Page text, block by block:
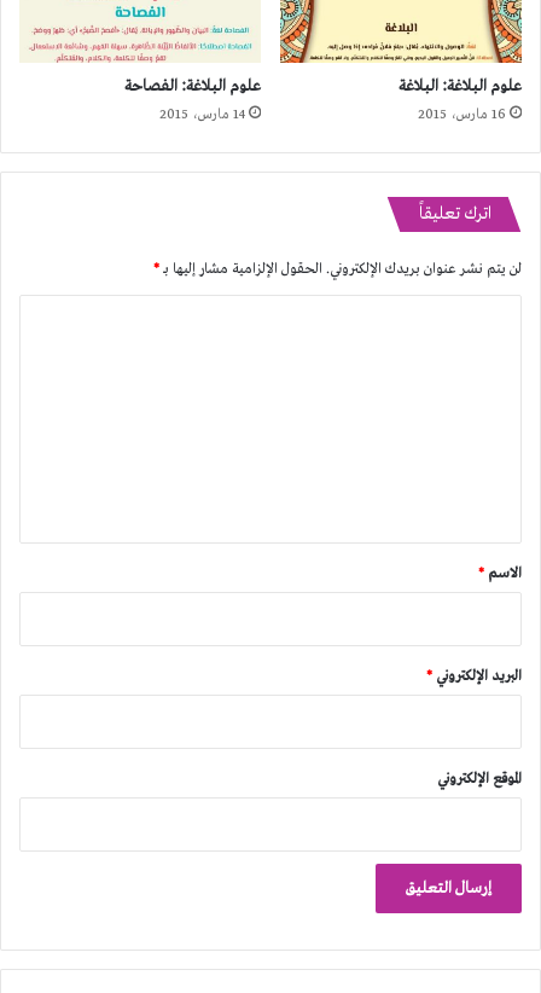
علوم البلاغة: البلاغة
16 مارس، 2015
علوم البلاغة: الفصاحة
14 مارس، 2015
اترك تعليقاً
لن يتم نشر عنوان بريدك الإلكتروني. الحقول الإلزامية مشار إليها بـ*
*
الاسم *
البريد الإلكتروني *
الموقع الإلكتروني